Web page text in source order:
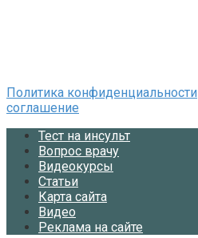
Политика конфиденциальности
соглашение
Тест на инсульт
Вопрос врачу
Видеокурсы
Статьи
Карта сайта
Видео
Реклама на сайте